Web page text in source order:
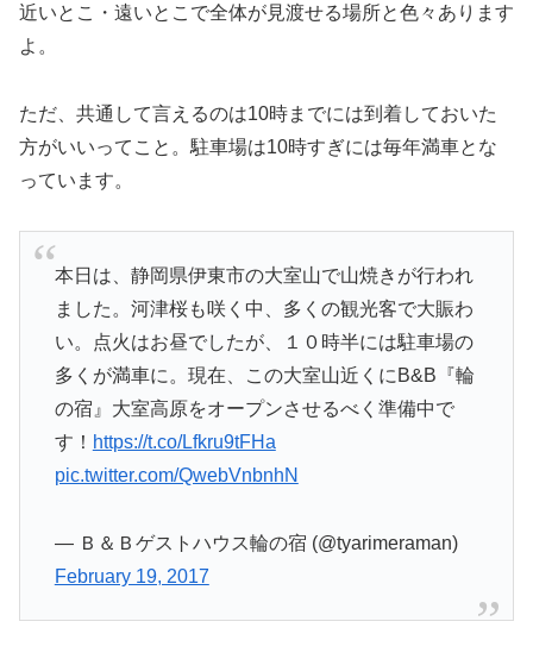
近いとこ・遠いとこで全体が見渡せる場所と色々あります
よ。
ただ、共通して言えるのは10時までには到着しておいた
方がいいってこと。駐車場は10時すぎには毎年満車とな
っています。
本日は、静岡県伊東市の大室山で山焼きが行われ
ました。河津桜も咲く中、多くの観光客で大賑わ
い。点火はお昼でしたが、１０時半には駐車場の
多くが満車に。現在、この大室山近くにB&B『輪
の宿』大室高原をオープンさせるべく準備中で
す！ https://t.co/Lfkru9tFHa
pic.twitter.com/QwebVnbnhN
— Ｂ＆Ｂゲストハウス輪の宿 (@tyarimeraman)
February 19, 2017